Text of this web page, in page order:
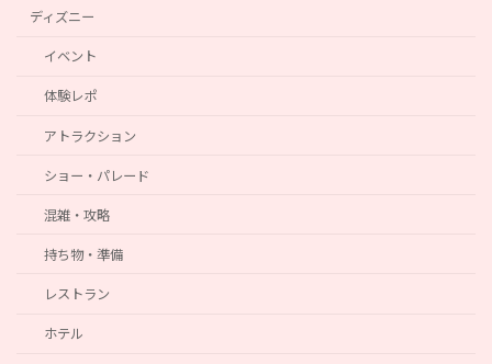
ディズニー
イベント
体験レポ
アトラクション
ショー・パレード
混雑・攻略
持ち物・準備
レストラン
ホテル